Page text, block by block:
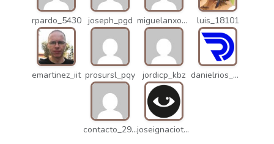
rpardo_5430 joseph_pgd miguelanxogomez_21982 luis_18101
emartinez_iit prosursl_pqy jordicp_kbz danielrios_mqb
contacto_2906 joseignaciot_q66